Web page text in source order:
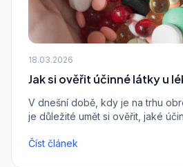
18.03.2026
Jak si ověřit účinné látky u
V dnešní době, kdy je na trhu
je důležité umět si ověřit, jaké
Číst článek